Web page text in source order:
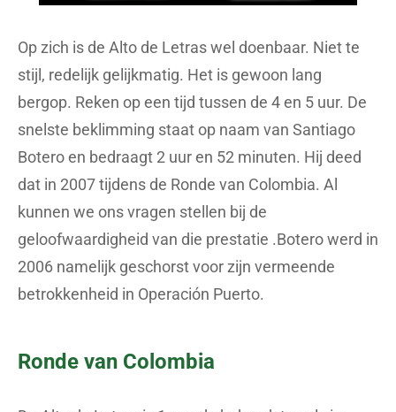
Op zich is de Alto de Letras wel doenbaar. Niet te
stijl, redelijk gelijkmatig. Het is gewoon lang
bergop. Reken op een tijd tussen de 4 en 5 uur. De
snelste beklimming staat op naam van Santiago
Botero en bedraagt 2 uur en 52 minuten. Hij deed
dat in 2007 tijdens de Ronde van Colombia. Al
kunnen we ons vragen stellen bij de
geloofwaardigheid van die prestatie .Botero werd in
2006 namelijk geschorst voor zijn vermeende
betrokkenheid in Operación Puerto.
Ronde van Colombia